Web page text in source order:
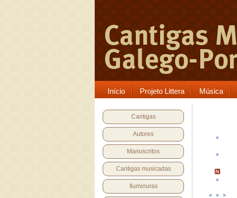
Início Projeto Littera Música
Cantigas
Autores
Manuscritos
Cantigas musicadas
Iluminuras